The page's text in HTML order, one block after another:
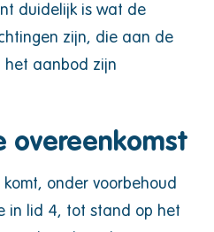
duidelijk is wat de
zijn, die aan de
het aanbod zijn
overeenkomst
komt, onder voorbehoud
in lid 4, tot stand op het